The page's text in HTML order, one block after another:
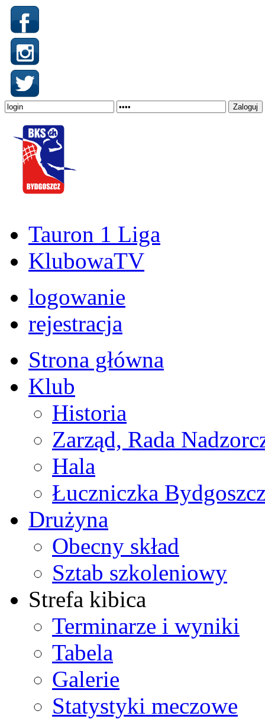
Tauron 1 Liga
KlubowaTV
logowanie
rejestracja
Strona główna
Klub
Historia
Zarząd, Rada
Hala
Łuczniczka
Drużyna
Obecny skład
Sztab szkoleniowy
Strefa kibica
Terminarze i wyniki
Tabela
Galerie
Statystyki meczowe